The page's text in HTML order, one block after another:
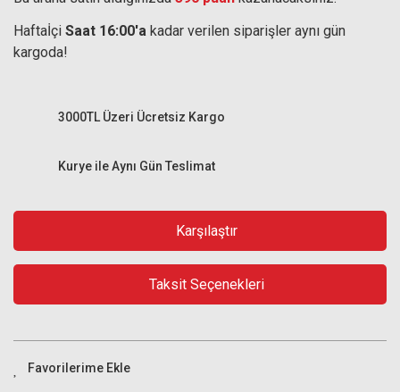
Haftaİçi Saat 16:00'a kadar verilen siparişler aynı gün
kargoda!
Kurye ile Aynı Gün Teslimat
3000TL Üzeri Ücretsiz Kargo
Karşılaştır
Taksit Seçenekleri